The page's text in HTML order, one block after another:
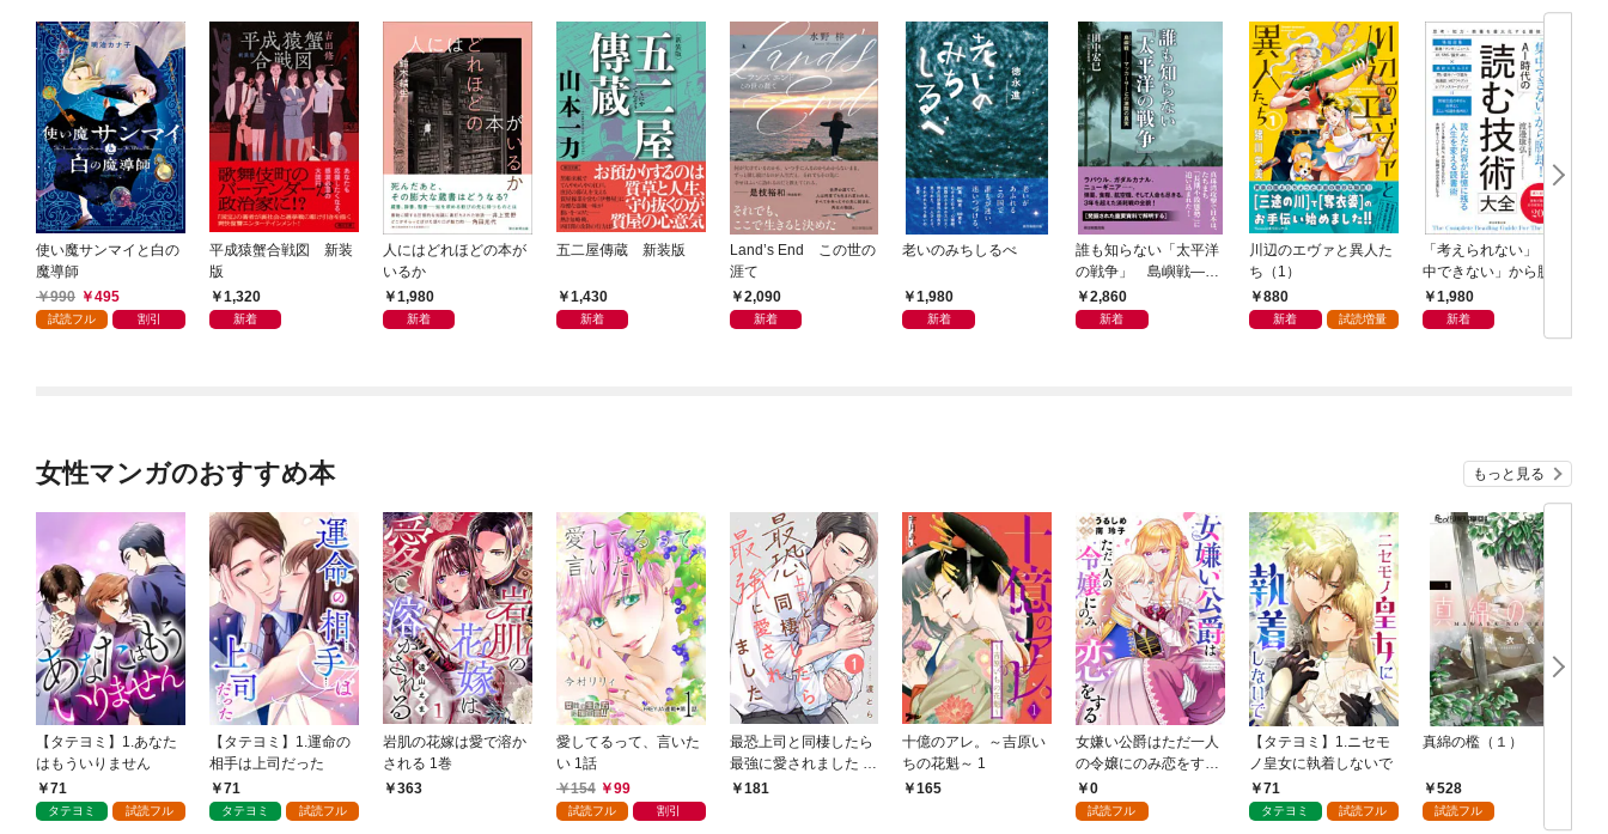
使い魔サンマイと白の
魔導師
990
495
試読フル 割引
平成猿蟹合戦図 新装
版
1,320
新着
人にはどれほどの本が
いるか
1,980
新着
五二屋傳蔵 新装版
1,430
新着
Land’s End この世の
涯て
2,090
新着
老いのみちしるべ
1,980
新着
誰も知らない「太平洋
の戦争」 島嶼戦――
マッカーサーとの激闘
の真実
2,860
新着
川辺のエヴァと異人た
ち（1）
880
新着 試読増量
「考えられない」「集
中できない」から脱
却！ AI時代の読む技
術大全
1,980
新着
女性マンガのおすすめ本 もっと見る
【タテヨミ】1.あなた
はもういりません
71
タテヨミ 試読フル
【タテヨミ】1.運命の
相手は上司だった
71
タテヨミ 試読フル
岩肌の花嫁は愛で溶か
される 1巻
363
愛してるって、言いた
い 1話
154
99
試読フル 割引
最恐上司と同棲したら
最強に愛されました 1
巻181
十億のアレ。～吉原い
ちの花魁～ 1
165
女嫌い公爵はただ一人
の令嬢にのみ恋をする
（分冊版）第１話
0
試読フル
【タテヨミ】1.ニセモ
ノ皇女に執着しないで
71
タテヨミ 試読フル
真綿の檻（１）
528
試読フル